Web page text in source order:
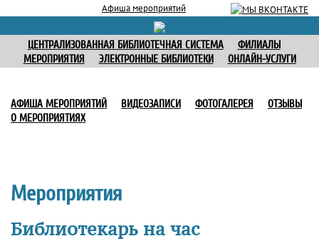
Афиша мероприятий
ЦЕНТРАЛИЗОВАННАЯ БИБЛИОТЕЧНАЯ СИСТЕМА
ФИЛИАЛЫ
МЕРОПРИЯТИЯ
ЭЛЕКТРОННЫЕ БИБЛИОТЕКИ ОНЛАЙН-УСЛУГИ
АФИША МЕРОПРИЯТИЙ ВИДЕОЗАПИСИ ФОТОГАЛЕРЕЯ
ОТЗЫВЫ
О МЕРОПРИЯТИЯХ
Мероприятия
Библиотекарь на час